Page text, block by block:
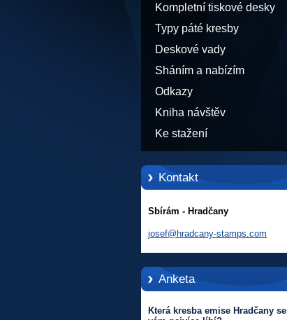
Kompletní tiskové desky
Typy páté kresby
Deskové vady
Sháním a nabízím
Odkazy
Kniha návštěv
Ke stažení
Kontakt
Sbírám - Hradčany
josef@hradcany-stamps.com
Anketa
Která kresba emise Hradčany se